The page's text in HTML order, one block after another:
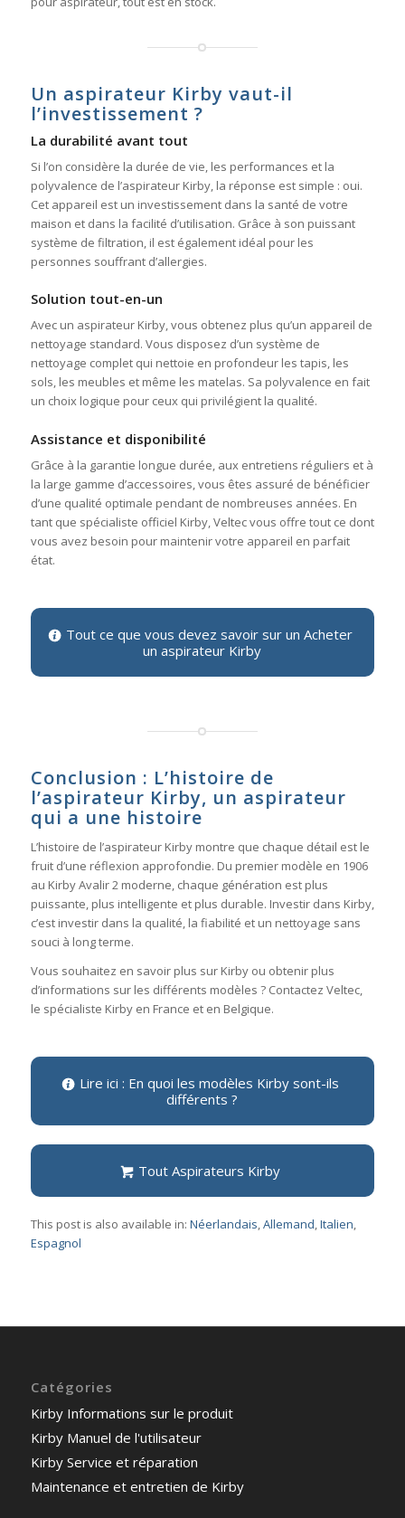
Un aspirateur Kirby vaut-il
l’investissement ?
La durabilité avant tout
Si l’on considère la durée de vie, les performances et la
polyvalence de l’aspirateur Kirby, la réponse est simple : oui.
Cet appareil est un investissement dans la santé de votre
maison et dans la facilité d’utilisation. Grâce à son puissant
système de filtration, il est également idéal pour les
personnes souffrant d’allergies.
Solution tout-en-un
Avec un aspirateur Kirby, vous obtenez plus qu’un appareil de
nettoyage standard. Vous disposez d’un système de
nettoyage complet qui nettoie en profondeur les tapis, les
sols, les meubles et même les matelas. Sa polyvalence en fait
un choix logique pour ceux qui privilégient la qualité.
Assistance et disponibilité
Grâce à la garantie longue durée, aux entretiens réguliers et à
la large gamme d’accessoires, vous êtes assuré de bénéficier
d’une qualité optimale pendant de nombreuses années. En
tant que spécialiste officiel Kirby, Veltec vous offre tout ce dont
vous avez besoin pour maintenir votre appareil en parfait
état.
Tout ce que vous devez savoir sur un Acheter
un aspirateur Kirby
Conclusion : L’histoire de
l’aspirateur Kirby, un aspirateur
qui a une histoire
L’histoire de l’aspirateur Kirby montre que chaque détail est le
fruit d’une réflexion approfondie. Du premier modèle en 1906
au Kirby Avalir 2 moderne, chaque génération est plus
puissante, plus intelligente et plus durable. Investir dans Kirby,
c’est investir dans la qualité, la fiabilité et un nettoyage sans
souci à long terme.
Vous souhaitez en savoir plus sur Kirby ou obtenir plus
d’informations sur les différents modèles ? Contactez Veltec,
le spécialiste Kirby en France et en Belgique.
Lire ici : En quoi les modèles Kirby sont-ils
différents ?
Tout Aspirateurs Kirby
This post is also available in: Néerlandais Allemand Italien
Espagnol
Catégories
Kirby Informations sur le produit
Kirby Manuel de l'utilisateur
Kirby Service et réparation
Maintenance et entretien de Kirby